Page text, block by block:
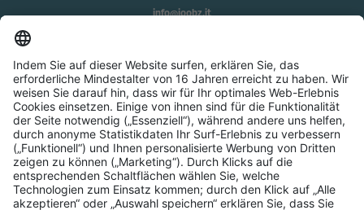
info@joobz.it
Impressum
Datenschutz
AGB
Cookie-Einstellungen
Service
Über uns